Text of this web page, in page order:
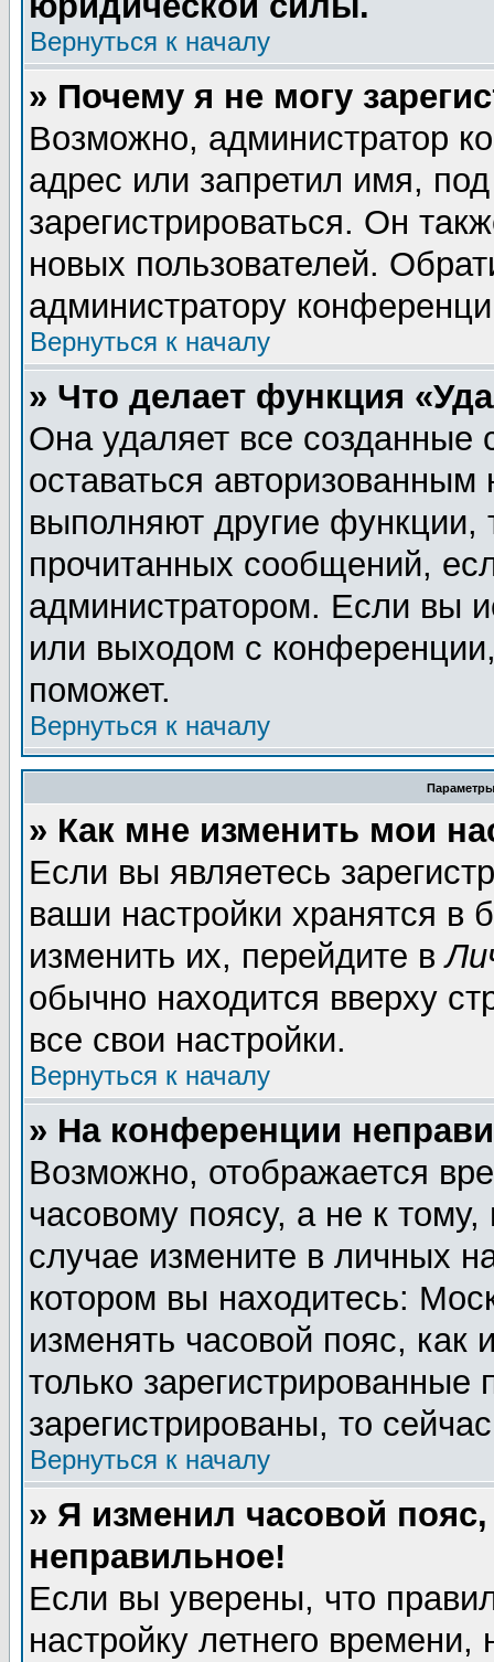
Вернуться к началу
» Почему я не могу
Возможно, администратор
адрес или запретил имя,
зарегистрироваться. Он
новых пользователей.
администратору
Вернуться к началу
» Что делает функция
Она удаляет все созданные
оставаться
выполняют другие функции,
прочитанных сообщений,
администратором. Если вы
или выходом с
поможет.
Вернуться к началу
» Как мне изменить мои
Если вы являетесь
ваши настройки хранятся
изменить их, перейдите в
обычно находится вверху
все свои настройки.
Вернуться к началу
» На конференции
Возможно, отображается
часовому поясу, а не к
случае измените в личных
котором вы находитесь:
изменять часовой пояс, как
только
зарегистрированы, то
Вернуться к началу
» Я изменил часовой
неправильное!
Если вы уверены, что
настройку летнего